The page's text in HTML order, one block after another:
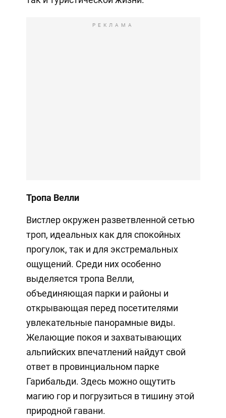
РЕКЛАМА
Тропа Велли
Вистлер окружен разветвленной сетью
троп, идеальных как для спокойных
прогулок, так и для экстремальных
ощущений. Среди них особенно
выделяется тропа Велли,
объединяющая парки и районы и
открывающая перед посетителями
увлекательные панорамные виды.
Желающие покоя и захватывающих
альпийских впечатлений найдут свой
ответ в провинциальном парке
Гарибальди. Здесь можно ощутить
магию гор и погрузиться в тишину этой
природной гавани.